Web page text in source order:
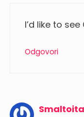
I’d like to see
Odgovori